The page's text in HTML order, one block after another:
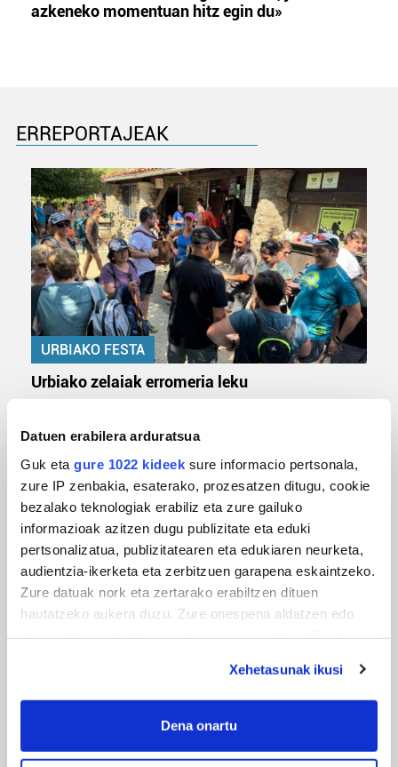
Datuen erabilera arduratsua
Guk eta gure 1022 kideek sure informacio pertsonala,
zure IP zenbakia, esaterako, prozesatzen ditugu, cookie
bezalako teknologiak erabiliz eta zure gailuko
informazioak azitzen dugu publizitate eta eduki
pertsonalizatua, publizitatearen eta edukiaren neurketa,
audientzia-ikerketa eta zerbitzuen garapena eskaintzeko.
Zure datuak nork eta zertarako erabiltzen dituen
hautatzeko aukera duzu. Zure onespena aldatzen edo
If you allow, we would also like to:
Collect information about your geographical
Xehetasunak ikusi
Dena onartu
azkeneko momentuan hitz egin du»
ERREPORTAJEAK
URBIAKO FESTA
Urbiako zelaiak erromeria leku
MUSIKA
Odik berria ezagutzeko aukera 'KimiK' eta
'Amaaaa!' abestiekin